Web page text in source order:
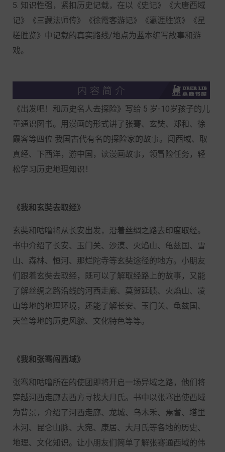
5. 知识性强，紧扣历史记载，在以《史记》《大唐西域
记》《三藏法师传》《徐霞客游记》《瀛涯胜览》《星
槎胜览》中记载的真实路线/地点为蓝本编写故事和游
戏。
《出发吧！和历史名人去探险》写给 5 岁-10岁孩子的儿
童通识图书。用漫画的形式讲了张骞、玄奘、郑和、徐
霞客等四位 我国古代有名的探险家的故事。闯西域、取
真经、下西洋，游中国，读漫画故事，领冒险任务，轻
松学习历史地理知识！
《我和玄奘去取经》
玄奘和咕噜将从长安出发，沿着丝绸之路去印度取经。
书中介绍了长安、玉门关、沙漠、火焰山、龟兹国、雪
山、森林、恒河、那烂陀寺等玄奘途径的地方。小朋友
们跟着玄奘去取经，既可以了解取经路上的故事，又能
了解丝绸之路沿线的河西走廊、莫贺延碛、火焰山、凌
山等地的地理环境，还能了解长安、玉门关、龟兹国、
天竺等地的历史风貌、文化特色等等。
《我和张骞闯西域》
张骞和咕噜所在的使团即将开启一场异域之路，他们将
穿越河西走廊去西方寻找大月氏。书中以张骞出使西域
为背景，介绍了河西走廊、龙城、乌木禾、焉耆、塔里
木河、昆仑山脉、大宛、康居、大月氏等各地的历史、
地理、文化知识。让小朋友们简单了解张骞通西域的伟